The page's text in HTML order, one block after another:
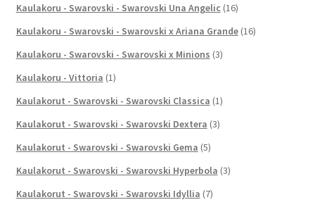
Kaulakoru - Swarovski - Swarovski Una Angelic (16)
Kaulakoru - Swarovski - Swarovski x Ariana Grande (16)
Kaulakoru - Swarovski - Swarovski x Minions (3)
Kaulakoru - Vittoria (1)
Kaulakorut - Swarovski - Swarovski Classica (1)
Kaulakorut - Swarovski - Swarovski Dextera (3)
Kaulakorut - Swarovski - Swarovski Gema (5)
Kaulakorut - Swarovski - Swarovski Hyperbola (3)
Kaulakorut - Swarovski - Swarovski Idyllia (7)